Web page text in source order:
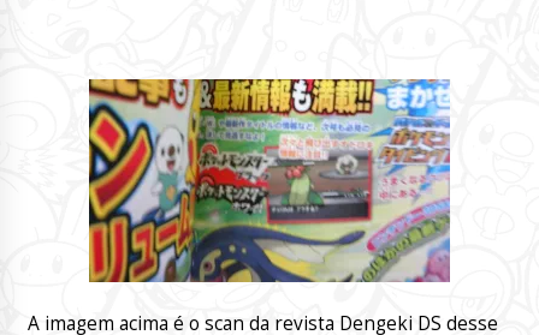
A imagem acima é o scan da revista Dengeki DS desse